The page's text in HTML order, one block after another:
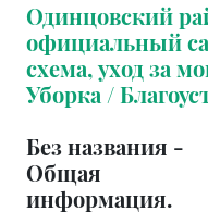
Одинцовский
официальный
схема, уход за
Уборка /
Без названия -
Общая
информация.